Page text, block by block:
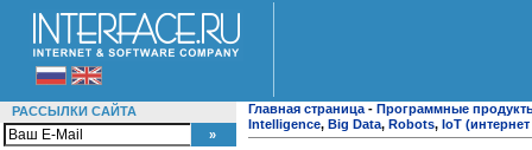
РАССЫЛКИ САЙТА Главная страница - Программные
Intelligence, Big Data, Robots, IoT